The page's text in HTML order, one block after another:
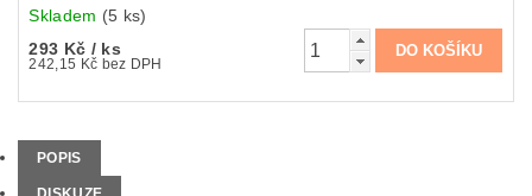
Skladem (5 ks)
293 Kč / ks
242,15 Kč bez DPH
POPIS